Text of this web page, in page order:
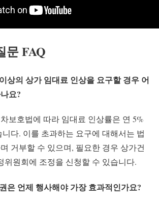
문 FAQ
상의 상가 임대료 인상을 요구할 경우 어
요?
보호법에 따라 임대료 인상률은 연 5%
다. 이를 초과하는 요구에 대해서는 법
거부할 수 있으며, 필요한 경우 상가건
위원회에 조정을 신청할 수 있습니다.
은 언제 행사해야 가장 효과적인가요?